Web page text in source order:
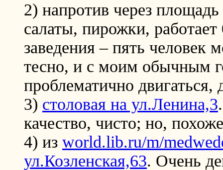
2) напротив через площадь
салаты, пирожки,
заведения – пять человек
тесно, и с моим обычным
проблематично двигаться,
3) столовая на ул.Ленина,3
качество, чисто; но,
4) из world.lib.ru/m/
ул.Козленская,63. Очень